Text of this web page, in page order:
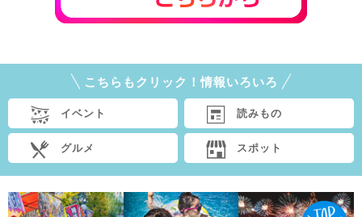
こちらもクリック！情報いろいろ
イベント 読みもの
グルメ スポット